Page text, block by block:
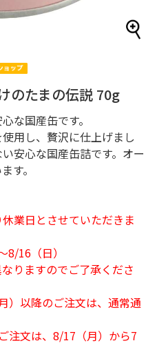
のたまの伝説 70g
な国産缶です。
用し、贅沢に仕上げまし
安心な国産缶詰です。オー
す。
業日とさせていただきま
8/16（日）
りますのでご了承くださ
）以降のご注文は、通常通
注文は、8/17（月）から7